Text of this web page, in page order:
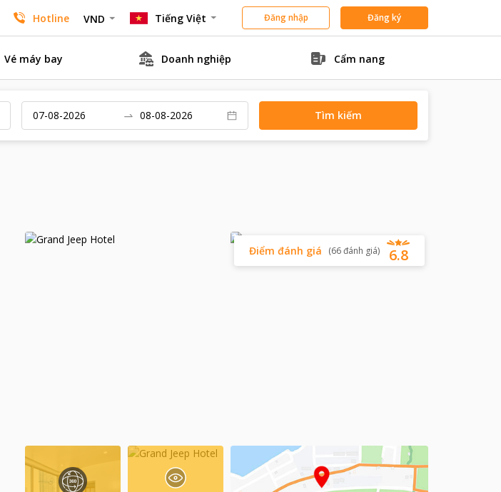
Hotline VND Tiếng Việt Đăng nhập Đăng ký
Vé máy bay Doanh nghiệp Cẩm nang
Tìm kiếm
6.8
Điểm đánh giá (66đánh giá)